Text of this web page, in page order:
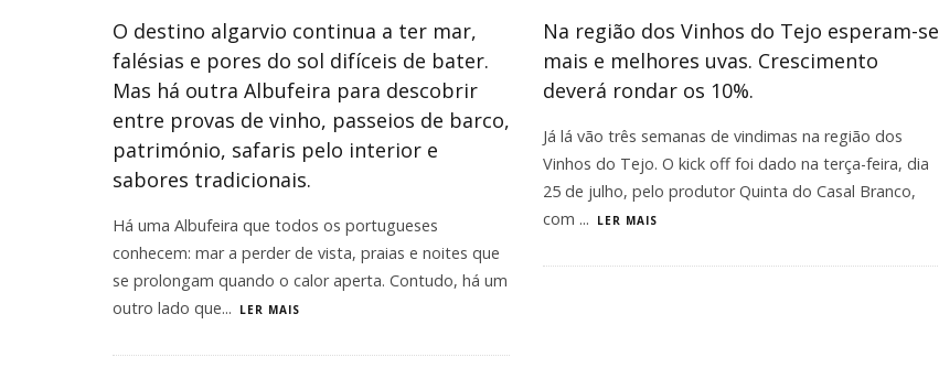
O destino algarvio continua a ter mar,
falésias e pores do sol difíceis de bater.
Mas há outra Albufeira para descobrir
entre provas de vinho, passeios de barco,
património, safaris pelo interior e
sabores tradicionais.
Há uma Albufeira que todos os portugueses
conhecem: mar a perder de vista, praias e noites que
se prolongam quando o calor aperta. Contudo, há um
outro lado que... LER MAIS
Na região dos Vinhos do Tejo esperam-se
mais e melhores uvas. Crescimento
deverá rondar os 10%.
Já lá vão três semanas de vindimas na região dos
Vinhos do Tejo. O kick off foi dado na terça-feira, dia
25 de julho, pelo produtor Quinta do Casal Branco,
com ... LER MAIS